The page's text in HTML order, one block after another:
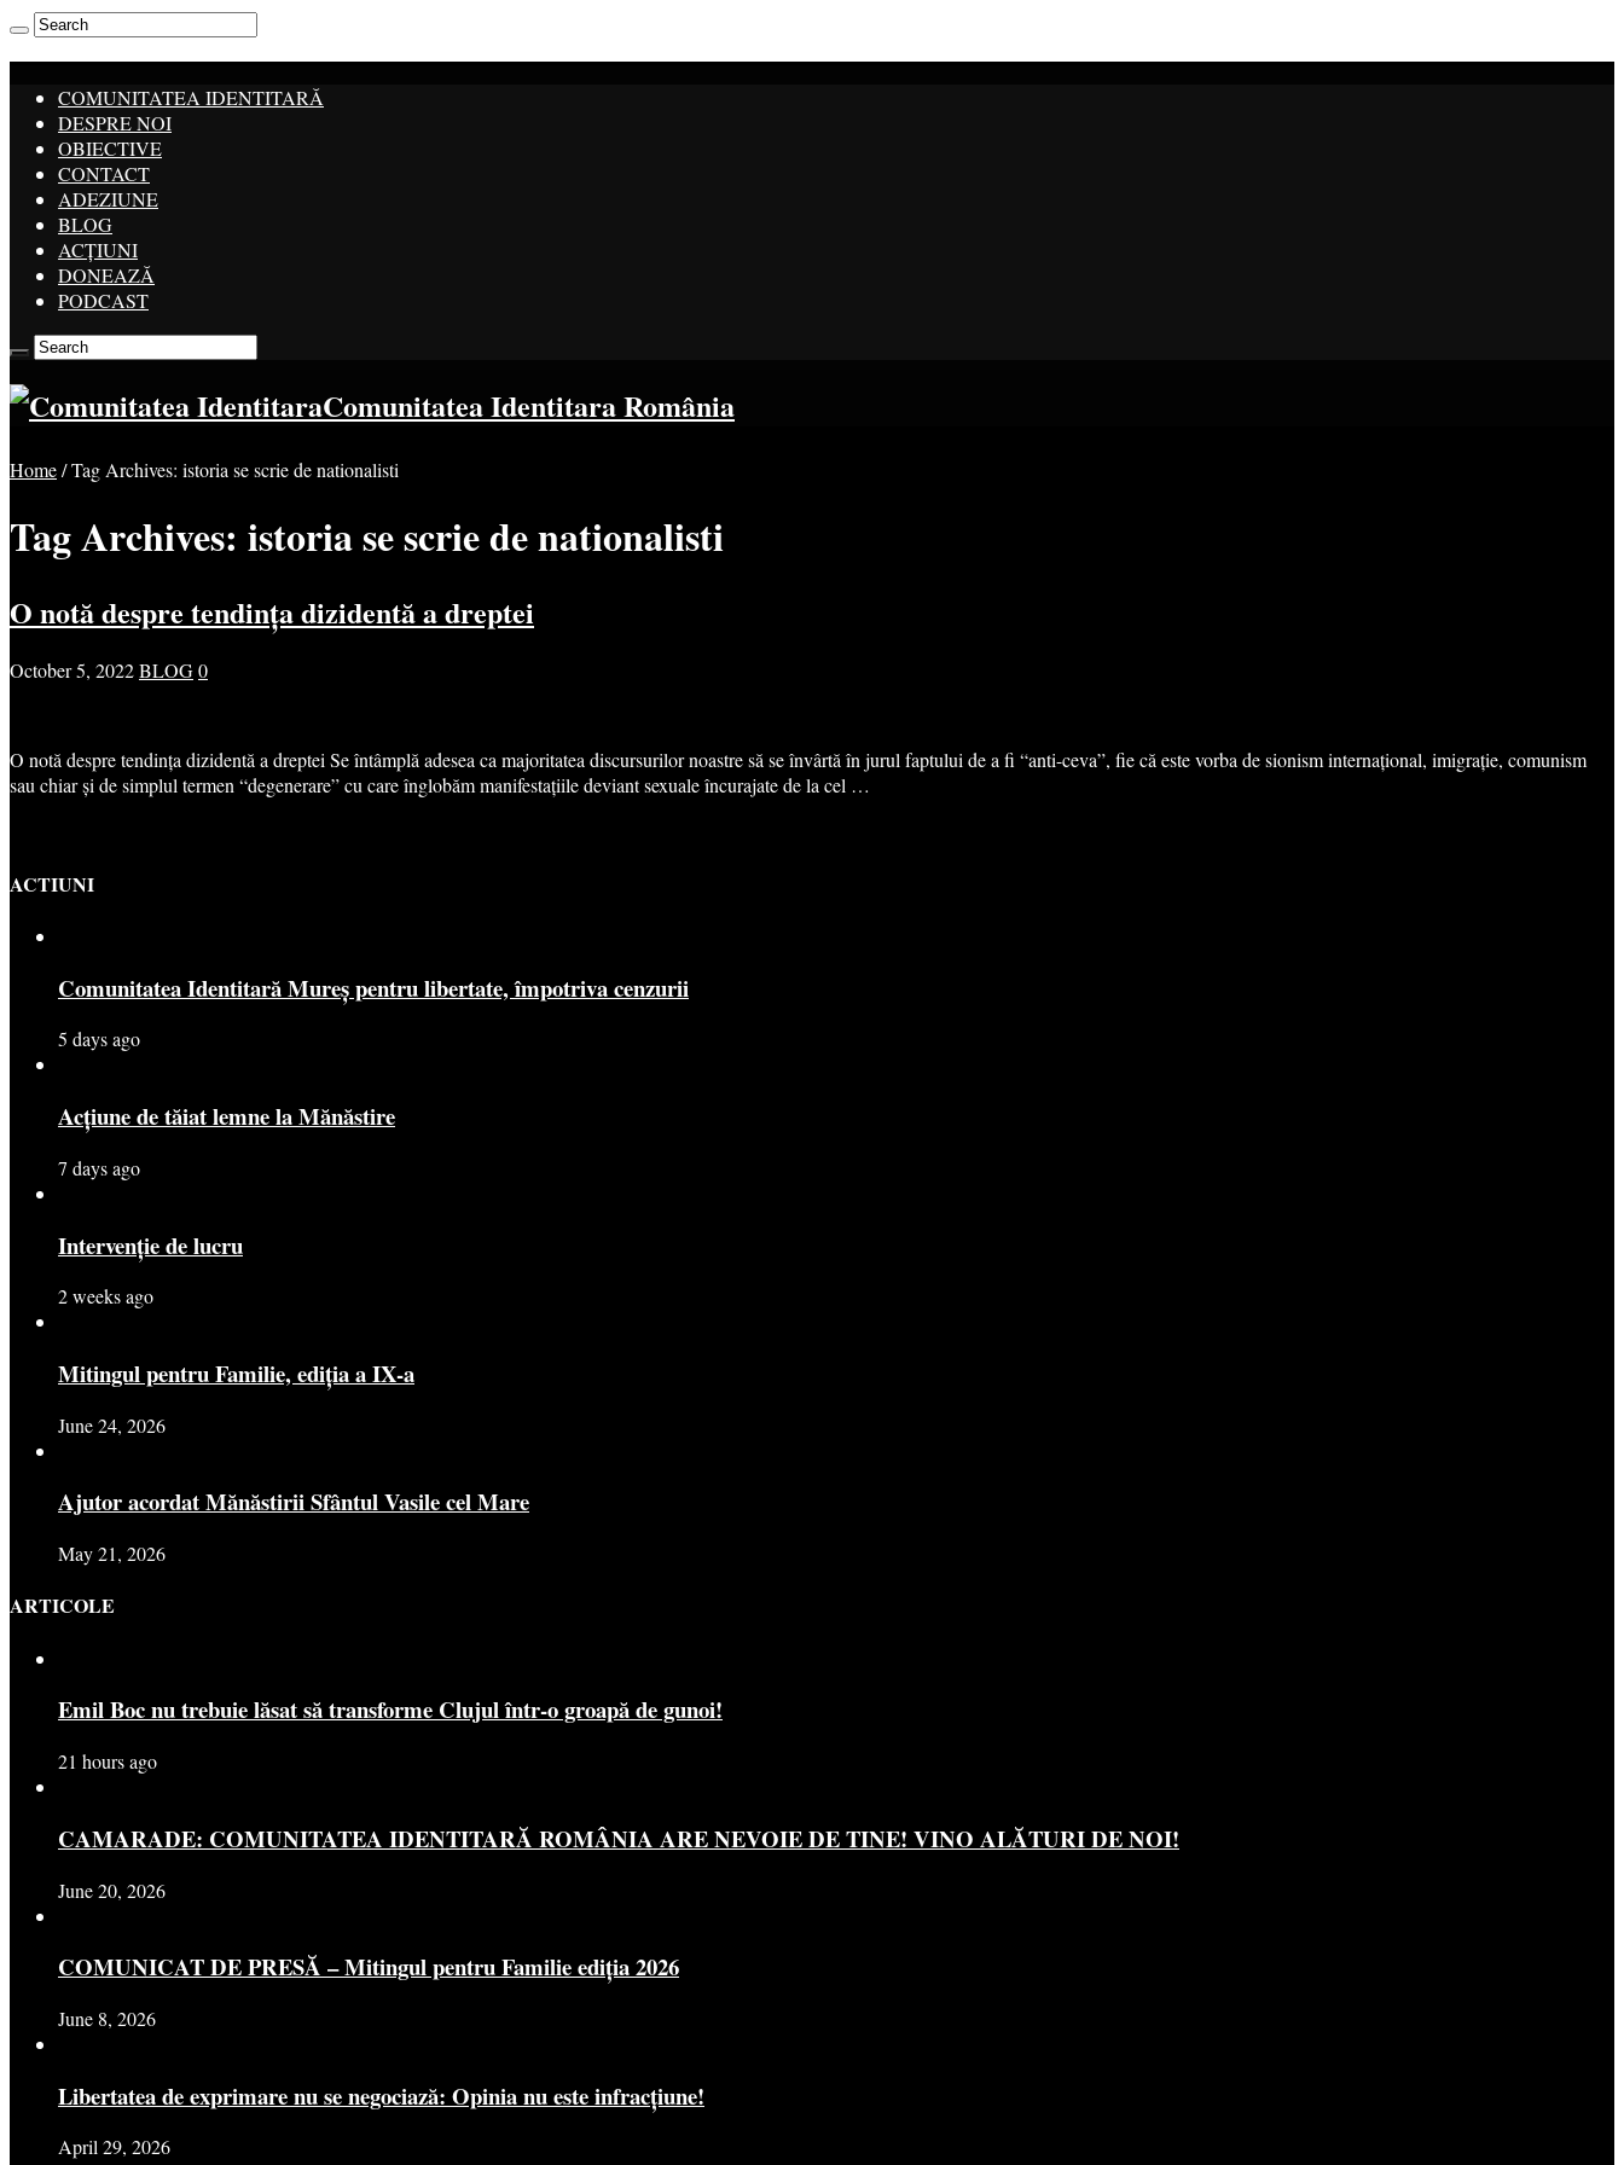
COMUNITATEA IDENTITARĂ
DESPRE NOI
OBIECTIVE
CONTACT
ADEZIUNE
BLOG
ACȚIUNI
DONEAZĂ
PODCAST
Comunitatea Identitara România
Home/Tag Archives: istoria se scrie de nationalisti
Tag Archives: istoria se scrie de nationalisti
O notă despre tendința dizidentă a dreptei
October 5, 2022BLOG0
O notă despre tendința dizidentă a dreptei Se întâmplă adesea ca majoritatea discursurilor noastre să se învârtă în jurul faptului de a fi “anti-ceva”, fie că este vorba de sionism internațional, imigrație, comunism
sau chiar și de simplul termen “degenerare” cu care înglobăm manifestațiile deviant sexuale încurajate de la cel …
ACTIUNI
Comunitatea Identitară Mureș pentru libertate, împotriva cenzurii
5 days ago
Acțiune de tăiat lemne la Mănăstire
7 days ago
Intervenție de lucru
2 weeks ago
Mitingul pentru Familie, ediția a IX-a
June 24, 2026
Ajutor acordat Mănăstirii Sfântul Vasile cel Mare
May 21, 2026
ARTICOLE
Emil Boc nu trebuie lăsat să transforme Clujul într-o groapă de gunoi!
21 hours ago
CAMARADE: COMUNITATEA IDENTITARĂ ROMÂNIA ARE NEVOIE DE TINE! VINO ALĂTURI DE NOI!
June 20, 2026
COMUNICAT DE PRESĂ – Mitingul pentru Familie ediția 2026
June 8, 2026
Libertatea de exprimare nu se negociază: Opinia nu este infracțiune!
April 29, 2026